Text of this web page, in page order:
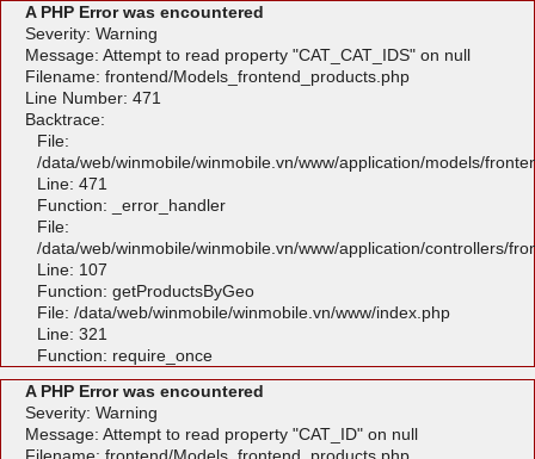
A PHP Error was encountered
Severity: Warning
Message: Attempt to read property "CAT_CAT_IDS" on null
Filename: frontend/Models_frontend_products.php
Line Number: 471
Backtrace:
File:
/data/web/winmobile/winmobile.vn/www/application/models/
Line: 471
Function: _error_handler
File:
/data/web/winmobile/winmobile.vn/www/application/controllers/
Line: 107
Function: getProductsByGeo
File: /data/web/winmobile/winmobile.vn/www/index.php
Line: 321
Function: require_once
A PHP Error was encountered
Severity: Warning
Message: Attempt to read property "CAT_ID" on null